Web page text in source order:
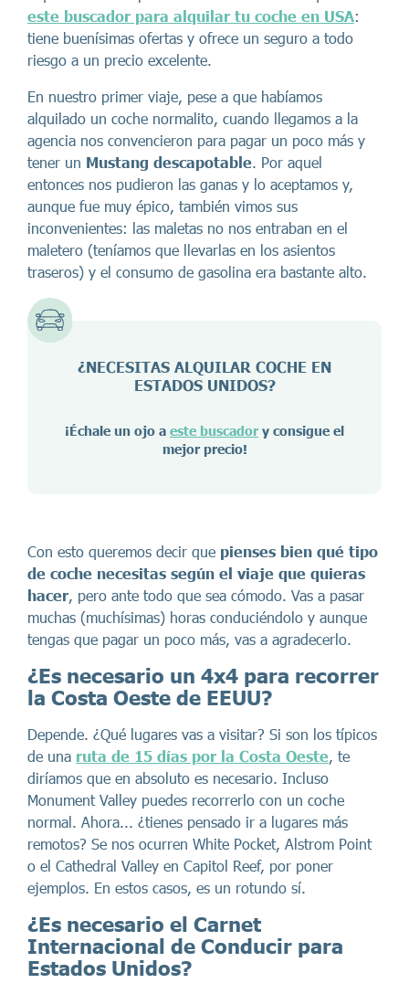
este buscador para alquilar tu coche en USA:
tiene buenísimas ofertas y ofrece un seguro a todo
riesgo a un precio excelente.
En nuestro primer viaje, pese a que habíamos
alquilado un coche normalito, cuando llegamos a la
agencia nos convencieron para pagar un poco más y
tener un Mustang descapotable. Por aquel
entonces nos pudieron las ganas y lo aceptamos y,
aunque fue muy épico, también vimos sus
inconvenientes: las maletas no nos entraban en el
maletero (teníamos que llevarlas en los asientos
traseros) y el consumo de gasolina era bastante alto.
¿NECESITAS ALQUILAR COCHE EN
ESTADOS UNIDOS?
¡Échale un ojo a este buscador y consigue el
mejor precio!
Con esto queremos decir que pienses bien qué tipo
de coche necesitas según el viaje que quieras
hacer, pero ante todo que sea cómodo. Vas a pasar
muchas (muchísimas) horas conduciéndolo y aunque
tengas que pagar un poco más, vas a agradecerlo.
¿Es necesario un 4x4 para recorrer
la Costa Oeste de EEUU?
Depende. ¿Qué lugares vas a visitar? Si son los típicos
de una ruta de 15 días por la Costa Oeste, te
diríamos que en absoluto es necesario. Incluso
Monument Valley puedes recorrerlo con un coche
normal. Ahora... ¿tienes pensado ir a lugares más
remotos? Se nos ocurren White Pocket, Alstrom Point
o el Cathedral Valley en Capitol Reef, por poner
ejemplos. En estos casos, es un rotundo sí.
¿Es necesario el Carnet
Internacional de Conducir para
Estados Unidos?